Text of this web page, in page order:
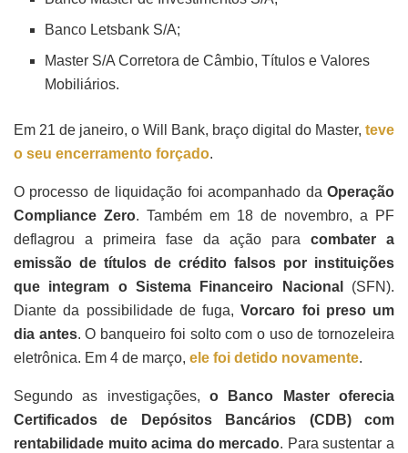
Banco Letsbank S/A;
Master S/A Corretora de Câmbio, Títulos e Valores
Mobiliários.
Em 21 de janeiro, o Will Bank, braço digital do Master, teve
o seu encerramento forçado.
O processo de liquidação foi acompanhado da Operação
Compliance Zero. Também em 18 de novembro, a PF
deflagrou a primeira fase da ação para combater a
emissão de títulos de crédito falsos por instituições
que integram o Sistema Financeiro Nacional
(SFN).
Diante da possibilidade de fuga,Vorcaro foi preso um
dia antes. O banqueiro foi solto com o uso de tornozeleira
eletrônica. Em 4 de março, ele foi detido novamente.
Segundo as investigações, o Banco Master oferecia
Certificados de Depósitos Bancários (CDB) com
rentabilidade muito acima do mercado. Para sustentar a